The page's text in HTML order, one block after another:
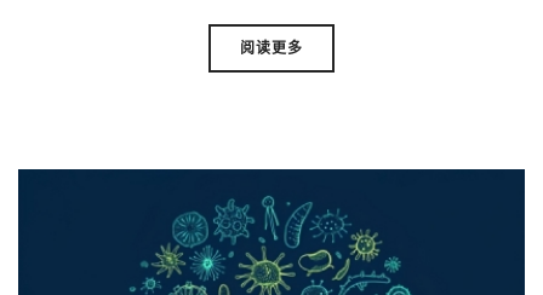
阅读更多